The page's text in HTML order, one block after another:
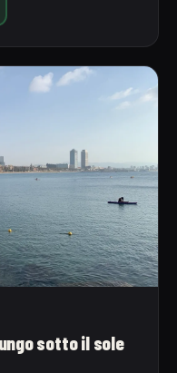
sotto il sole